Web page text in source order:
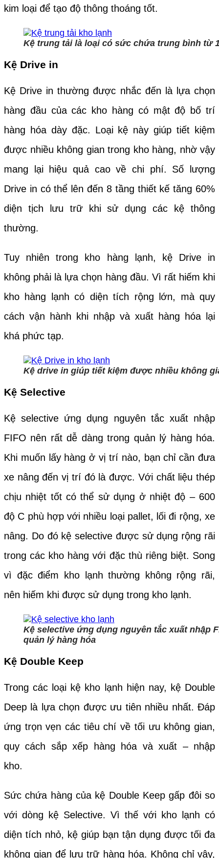
kim loại để tạo độ thông thoáng tốt.
Kệ trung tải là loại có sức chứa trung bình từ
Kệ Drive in
Kệ Drive in thường được nhắc đến là lựa chọn
hàng đầu của các kho hàng có mật độ bố trí
hàng hóa dày đặc. Loại kệ này giúp tiết kiệm
được nhiều không gian trong kho hàng, nhờ vậy
mang lại hiệu quả cao về chi phí. Số lượng
Drive in có thể lên đến 8 tầng thiết kế tăng 60%
diện tịch lưu trữ khi sử dụng các kệ thông
thường.
Tuy nhiên trong kho hàng lạnh, kệ Drive in
không phải là lựa chọn hàng đầu. Vì rất hiếm khi
kho hàng lạnh có diện tích rộng lớn, mà quy
cách vận hành khi nhập và xuất hàng hóa lại
khá phức tạp.
Kệ drive in giúp tiết kiệm được nhiều không
Kệ Selective
Kệ selective ứng dụng nguyên tắc xuất nhập
FIFO nên rất dễ dàng trong quản lý hàng hóa.
Khi muốn lấy hàng ở vị trí nào, bạn chỉ cần đưa
xe nâng đến vị trí đó là được. Với chất liệu thép
chịu nhiệt tốt có thể sử dụng ở nhiệt độ – 600
độ C phù hợp với nhiều loại pallet, lối đi rộng, xe
nâng. Do đó kệ selective được sử dụng rộng rãi
trong các kho hàng với đặc thù riêng biệt. Song
vì đặc điểm kho lạnh thường không rộng rãi,
nên hiếm khi được sử dụng trong kho lạnh.
Kệ selective ứng dụng nguyên tắc xuất nhập
quản lý hàng hóa
Kệ Double Keep
Trong các loại kệ kho lạnh hiện nay, kệ Double
Deep là lựa chọn được ưu tiên nhiều nhất. Đáp
ứng trọn vẹn các tiêu chí về tối ưu không gian,
quy cách sắp xếp hàng hóa và xuất – nhập
kho.
Sức chứa hàng của kệ Double Keep gấp đôi so
với dòng kệ Selective. Vì thế với kho lạnh có
diện tích nhỏ, kệ giúp bạn tận dụng được tối đa
không gian để lưu trữ hàng hóa. Không chỉ vậy,